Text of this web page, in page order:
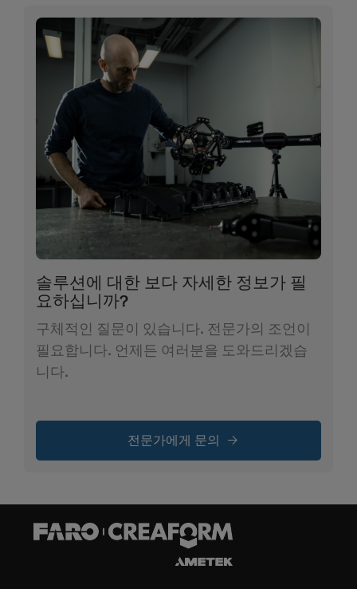
솔루션에 대한 보다 자세한 정보가 필
요하십니까?
구체적인 질문이 있습니다. 전문가의 조언이
필요합니다. 언제든 여러분을 도와드리겠습
니다.
전문가에게 문의